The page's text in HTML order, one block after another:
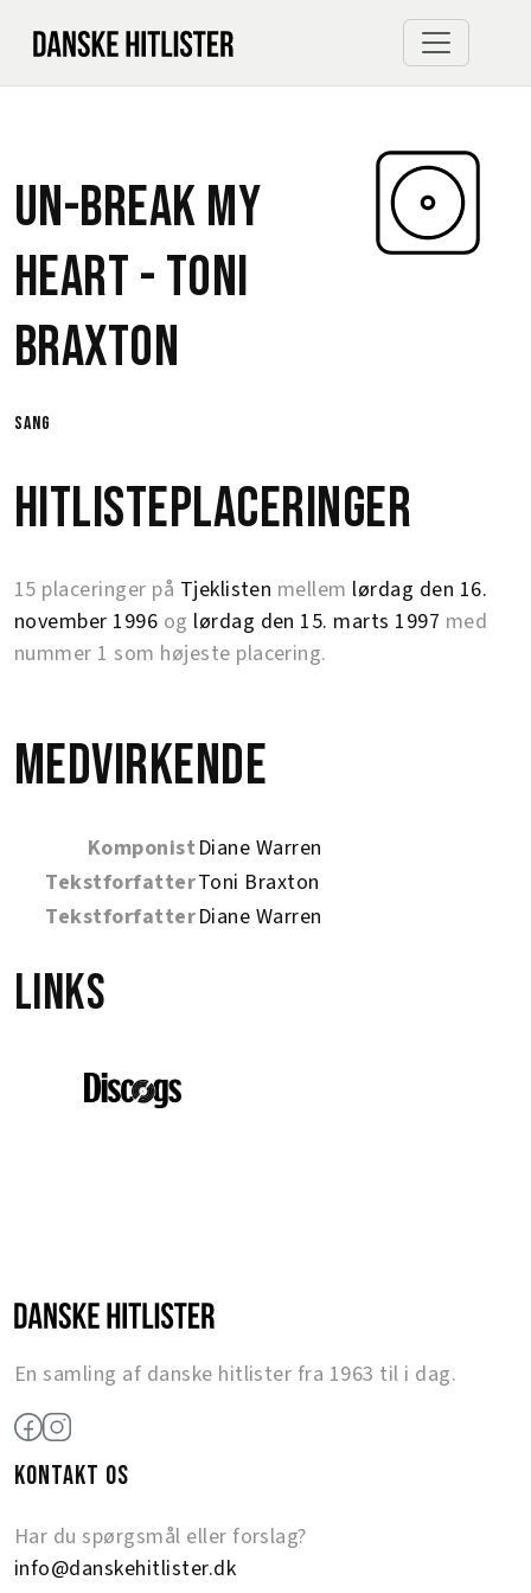
Un-break My
Heart -Toni
Braxton
sang
Hitlisteplaceringer
15 placeringer på Tjeklisten mellem lørdag den 16.
november 1996 og lørdag den 15. marts 1997 med
nummer 1 som højeste placering.
Medvirkende
Komponist Diane Warren
TekstforfatterToni Braxton
TekstforfatterDiane Warren
Links
En samling af danske hitlister fra 1963 til i dag.
KONTAKT OS
Har du spørgsmål eller forslag?
info@danskehitlister.dk